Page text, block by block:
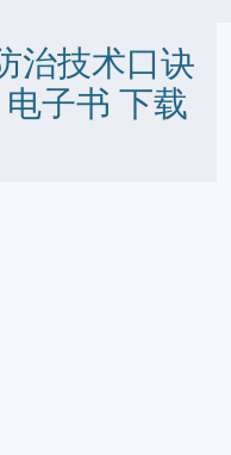
治技术口诀
子书 下载